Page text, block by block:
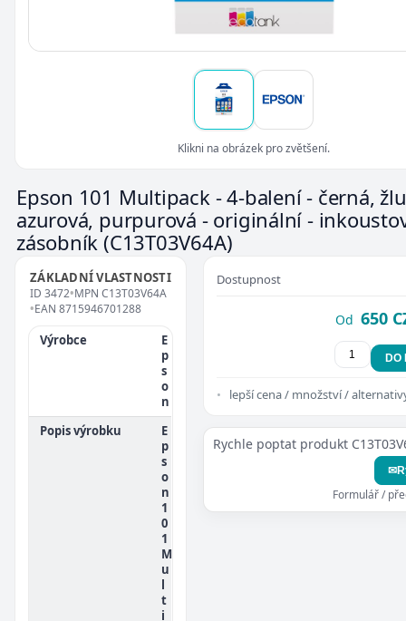
Klikni na obrázek pro zvětšení.
Epson 101 Multipack - 4-balení - černá,
azurová, purpurová - originální -
zásobník(C13T03V64A)
ZÁKLADNÍ VLASTNOSTI
ID 3472•MPN C13T03V64A
•EAN 8715946701288
Výrobce
E
p
s
o
n
Popis výrobku
E
p
s
o
n
1
0
1
M
u
l
t
i
Dostupnost
Od 650
DO
lepší cena / množství /
Rychle poptat produkt
✉
Formulář /